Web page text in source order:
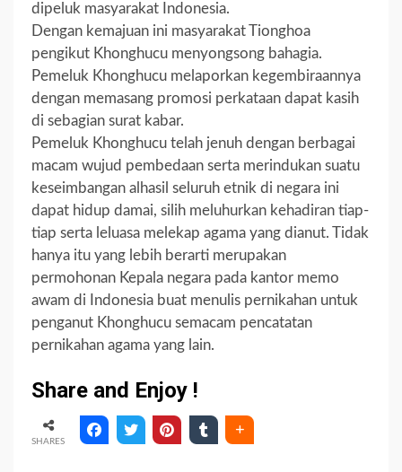
dipeluk masyarakat Indonesia.
Dengan kemajuan ini masyarakat Tionghoa
pengikut Khonghucu menyongsong bahagia.
Pemeluk Khonghucu melaporkan kegembiraannya
dengan memasang promosi perkataan dapat kasih
di sebagian surat kabar.
Pemeluk Khonghucu telah jenuh dengan berbagai
macam wujud pembedaan serta merindukan suatu
keseimbangan alhasil seluruh etnik di negara ini
dapat hidup damai, silih meluhurkan kehadiran tiap-
tiap serta leluasa melekap agama yang dianut. Tidak
hanya itu yang lebih berarti merupakan
permohonan Kepala negara pada kantor memo
awam di Indonesia buat menulis pernikahan untuk
penganut Khonghucu semacam pencatatan
pernikahan agama yang lain.
Share and Enjoy !
SHARES